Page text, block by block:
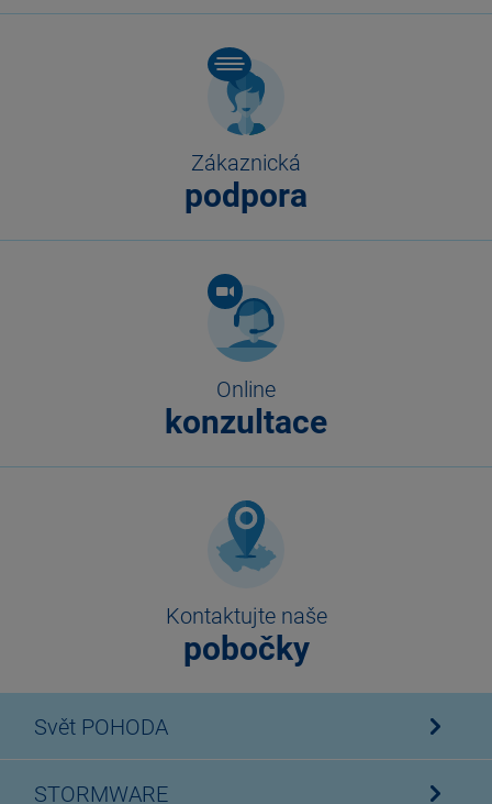
Zákaznická
podpora
Online
konzultace
Kontaktujte naše
pobočky
Svět POHODA
STORMWARE